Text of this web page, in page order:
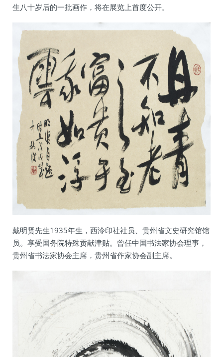
生八十岁后的一批画作，将在展览上首度公开。
戴明贤先生1935年生，西泠印社社员、贵州省文史研究馆馆
员。享受国务院特殊贡献津贴。曾任中国书法家协会理事，
贵州省书法家协会主席，贵州省作家协会副主席。